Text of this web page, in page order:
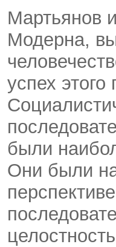
Мартьянов
Модерна,
успех
были
Они были